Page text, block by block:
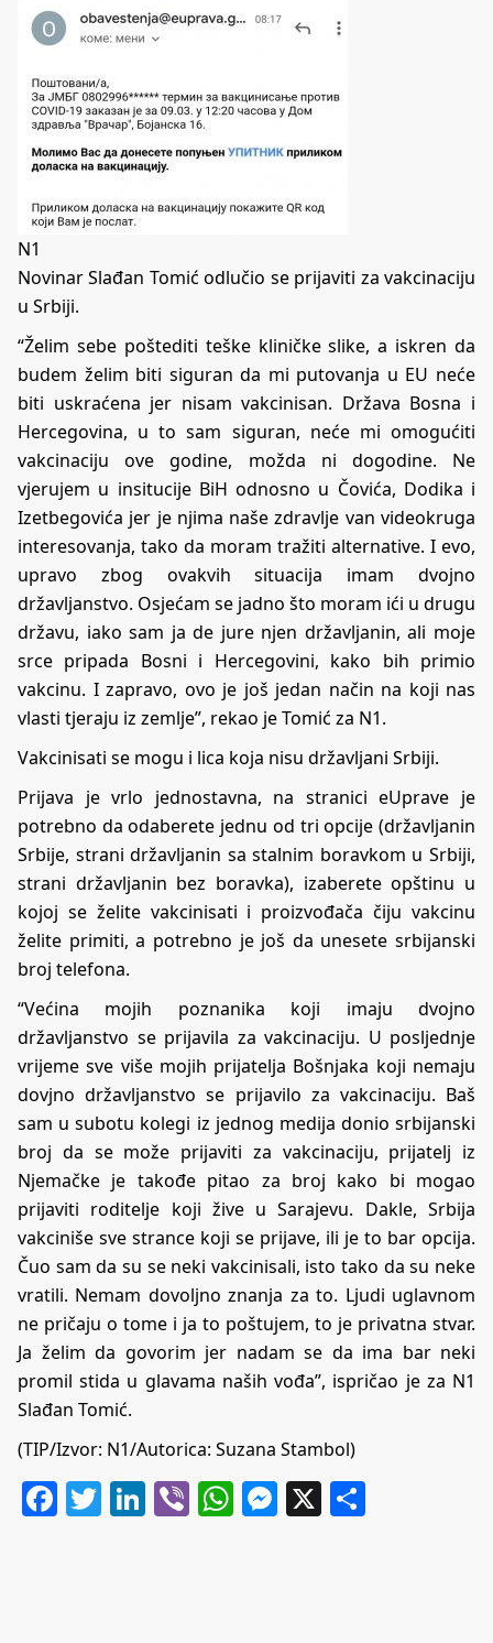
N1
Novinar Slađan Tomić odlučio se prijaviti za vakcinaciju
u Srbiji.
“Želim sebe poštediti teške kliničke slike, a iskren da
budem želim biti siguran da mi putovanja u EU neće
biti uskraćena jer nisam vakcinisan. Država Bosna i
Hercegovina, u to sam siguran, neće mi omogućiti
vakcinaciju ove godine, možda ni dogodine. Ne
vjerujem u insitucije BiH odnosno u Čovića, Dodika i
Izetbegovića jer je njima naše zdravlje van videokruga
interesovanja, tako da moram tražiti alternative. I evo,
upravo zbog ovakvih situacija imam dvojno
državljanstvo. Osjećam se jadno što moram ići u drugu
državu, iako sam ja de jure njen državljanin, ali moje
srce pripada Bosni i Hercegovini, kako bih primio
vakcinu. I zapravo, ovo je još jedan način na koji nas
vlasti tjeraju iz zemlje”, rekao je Tomić za N1.
Vakcinisati se mogu i lica koja nisu državljani Srbiji.
Prijava je vrlo jednostavna, na stranicieUprave je
potrebno da odaberete jednu od tri opcije (državljanin
Srbije, strani državljanin sa stalnim boravkom u Srbiji,
strani državljanin bez boravka), izaberete opštinu u
kojoj se želite vakcinisati i proizvođača čiju vakcinu
želite primiti, a potrebno je još da unesete srbijanski
broj telefona.
“Većina mojih poznanika koji imaju dvojno
državljanstvo se prijavila za vakcinaciju. U posljednje
vrijeme sve više mojih prijatelja Bošnjaka koji nemaju
dovjno državljanstvo se prijavilo za vakcinaciju. Baš
sam u subotu kolegi iz jednog medija donio srbijanski
broj da se može prijaviti za vakcinaciju, prijatelj iz
Njemačke je takođe pitao za broj kako bi mogao
prijaviti roditelje koji žive u Sarajevu. Dakle, Srbija
vakciniše sve strance koji se prijave, ili je to bar opcija.
Čuo sam da su se neki vakcinisali, isto tako da su neke
vratili. Nemam dovoljno znanja za to. Ljudi uglavnom
ne pričaju o tome i ja to poštujem, to je privatna stvar.
Ja želim da govorim jer nadam se da ima bar neki
promil stida u glavama naših vođa”, ispričao je za N1
Slađan Tomić.
(TIP/Izvor: N1/Autorica: Suzana Stambol)
Facebook
Twitter
LinkedIn
ViberWhatsApp
Messenger
X